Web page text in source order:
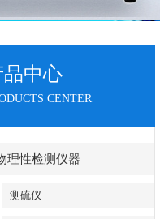
品中心
CENTER
理性检测仪器
测硫仪